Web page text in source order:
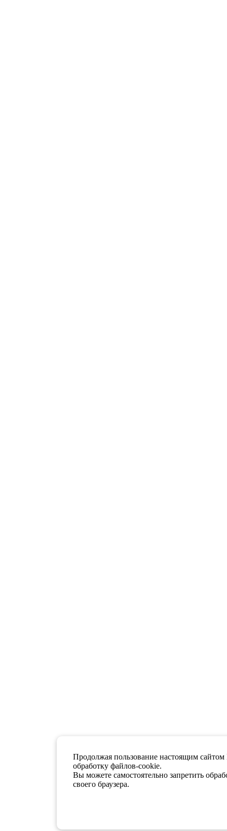
Продолжая пользование настоящим
обработку файлов-cookie.
Вы можете самостоятельно запретить
своего браузера.